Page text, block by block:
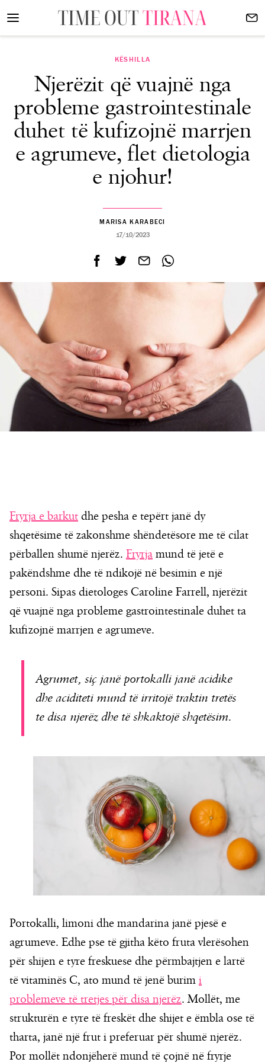
KËSHILLA
Njerëzit që vuajnë nga
probleme gastrointestinale
duhet të kufizojnë marrjen
e agrumeve, flet dietologia
e njohur!
MARISA KARABECI
17/10/2023
Fryrja e barkut dhe pesha e tepërt janë dy
shqetësime të zakonshme shëndetësore me të cilat
përballen shumë njerëz. Fryrja mund të jetë e
pakëndshme dhe të ndikojë në besimin e një
personi. Sipas dietologes Caroline Farrell, njerëzit
që vuajnë nga probleme gastrointestinale duhet ta
kufizojnë marrjen e agrumeve.
Agrumet, siç janë portokalli janë acidike
dhe aciditeti mund të irritojë traktin tretës
te disa njerëz dhe të shkaktojë shqetësim.
Portokalli, limoni dhe mandarina janë pjesë e
agrumeve. Edhe pse të gjitha këto fruta vlerësohen
për shijen e tyre freskuese dhe përmbajtjen e lartë
të vitaminës C, ato mund të jenë burim i
problemeve të tretjes për disa njerëz. Mollët, me
strukturën e tyre të freskët dhe shijet e ëmbla ose të
tharta, janë një frut i preferuar për shumë njerëz.
Por mollët ndonjëherë mund të çojnë në fryrje